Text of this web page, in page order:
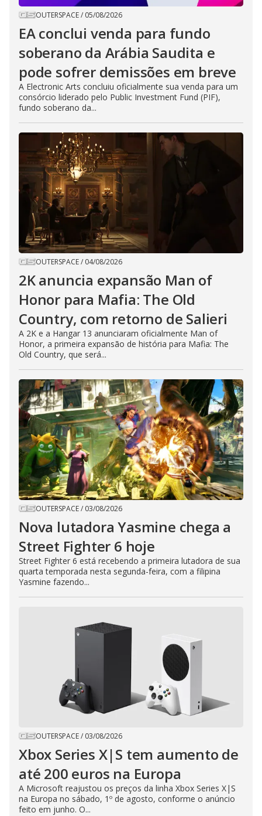
OUTERSPACE/ 05/08/2026
EA conclui venda para fundo
soberano da Arábia Saudita e
pode sofrer demissões em breve
A Electronic Arts concluiu oficialmente sua venda para um
consórcio liderado pelo Public Investment Fund (PIF),
fundo soberano da...
OUTERSPACE/ 04/08/2026
2K anuncia expansão Man of
Honor para Mafia: The Old
Country, com retorno de Salieri
A 2K e a Hangar 13 anunciaram oficialmente Man of
Honor, a primeira expansão de história para Mafia: The
Old Country, que será...
OUTERSPACE/ 03/08/2026
Nova lutadora Yasmine chega a
Street Fighter 6 hoje
Street Fighter 6 está recebendo a primeira lutadora de sua
quarta temporada nesta segunda-feira, com a filipina
Yasmine fazendo...
OUTERSPACE/ 03/08/2026
Xbox Series X|S tem aumento de
até 200 euros na Europa
A Microsoft reajustou os preços da linha Xbox Series X|S
na Europa no sábado, 1º de agosto, conforme o anúncio
feito em junho. O...